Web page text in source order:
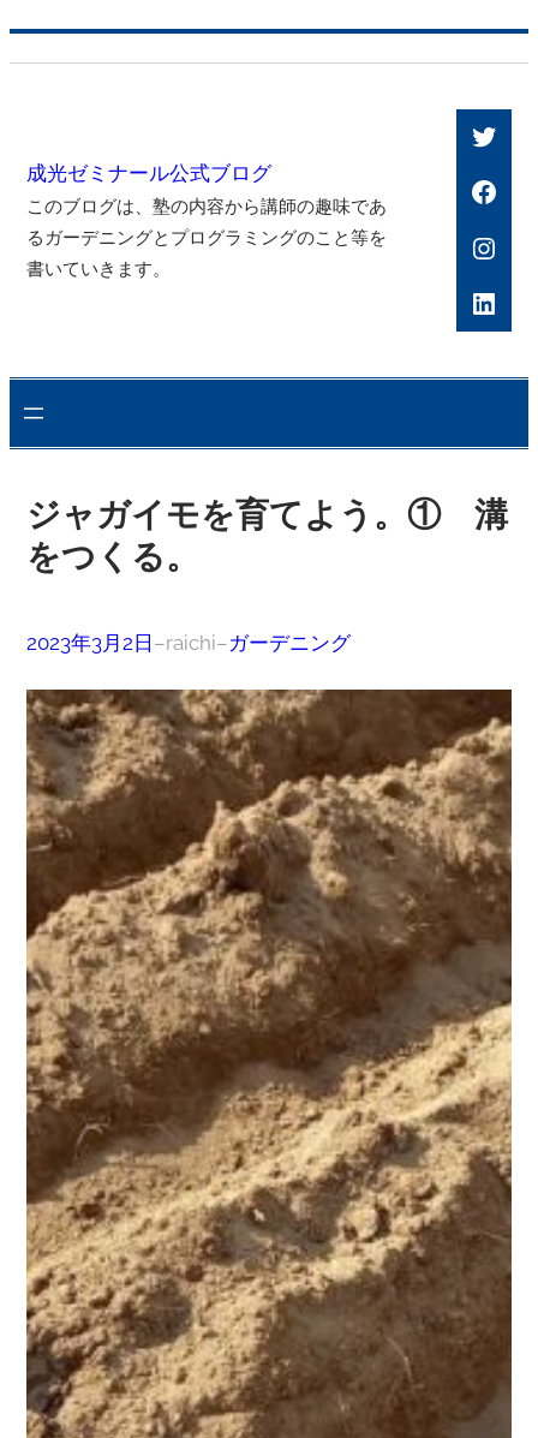
キ成光ゼミナール公式ブログ
このブログは、塾の内容から講師の趣味であ
るガーデニングとプログラミングのこと等を
書いていきます。
ジャガイモを育てよう。① 溝
をつくる。
2023年3月2日 –raichi–ガーデニング